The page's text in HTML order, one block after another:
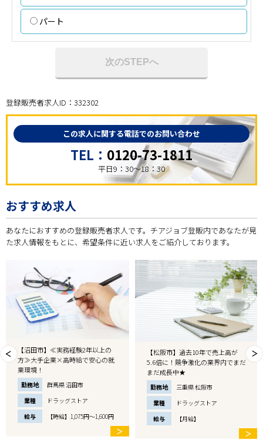
パート
次のSTEPへ
登録販売者求人ID：332302
この求人に関する電話でのお問い合わせ
TEL： 0120-73-1811
平日9：30～18：30
おすすめ求人
あなたにおすすめの登録販売者求人です。チアジョブ登販内であなたが見
た求人情報をもとに、希望条件に近い求人をご紹介しております。
【沼田市】≪実務経験2年以上の
方≫大手企業×高時給で安心の就
業環境！
勤務地
群馬県 沼田市
業種
ドラッグストア
給与
【時給】1,075円～1,600円
＞
【松阪市】過去10年で売上高が
5.6倍に！競争激化の業界内でまだ
まだ成長中★
勤務地
三重県 松阪市
業種
ドラッグストア
給与
【月給】
＞